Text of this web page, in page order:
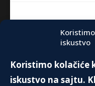
iskustvo
Koristimo kolačiće
iskustvo na sajtu.
Sunce u Lavu
samouverenost.
ispod onoga što